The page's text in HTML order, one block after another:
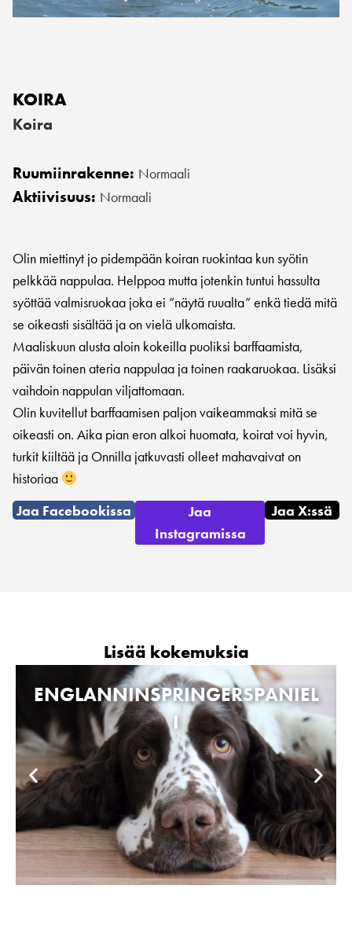
KOIRA
Koira
Ruumiinrakenne: Normaali
Aktiivisuus: Normaali
Olin miettinyt jo pidempään koiran ruokintaa kun syötin
pelkkää nappulaa. Helppoa mutta jotenkin tuntui hassulta
syöttää valmisruokaa joka ei ”näytä ruualta” enkä tiedä mitä
se oikeasti sisältää ja on vielä ulkomaista.
Maaliskuun alusta aloin kokeilla puoliksi barffaamista,
päivän toinen ateria nappulaa ja toinen raakaruokaa. Lisäksi
vaihdoin nappulan viljattomaan.
Olin kuvitellut barffaamisen paljon vaikeammaksi mitä se
oikeasti on. Aika pian eron alkoi huomata, koirat voi hyvin,
turkit kiiltää ja Onnilla jatkuvasti olleet mahavaivat on
historiaa
Jaa Facebookissa
Jaa
Instagramissa
Jaa X:ssä
Lisää kokemuksia
ENGLANNINSPRINGERSPANIEL
I